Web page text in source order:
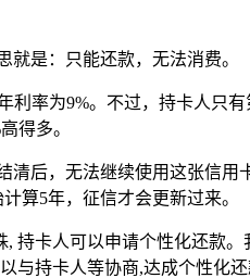
是：只能还款，无法消费。
率为9%。不过，持卡人只
得多。
后，无法继续使用这张信
算5年，征信才会更新过来。
卡人可以申请个性化还款
持卡人等协商,达成个性化